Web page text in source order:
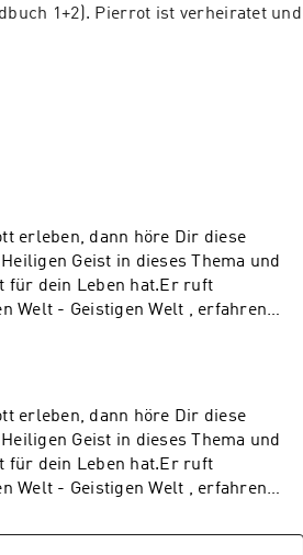
1+2). Pierrot ist verheiratet und
Schweiz und Österreich. Er ist
von Fürbittern, denen Gottes
erleben, dann höre Dir diese
Geist in dieses Thema und
für dein Leben hat.Er ruft
Welt - Geistigen Welt , erfahren
Gebet oder Hilfe dann melde dich
590 (deutschsprachig)Unser
@TaubeReisen
erleben, dann höre Dir diese
Geist in dieses Thema und
für dein Leben hat.Er ruft
Welt - Geistigen Welt , erfahren
Gebet oder Hilfe dann melde dich